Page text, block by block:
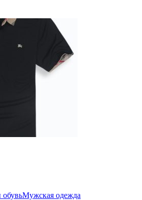
Мужская одежда